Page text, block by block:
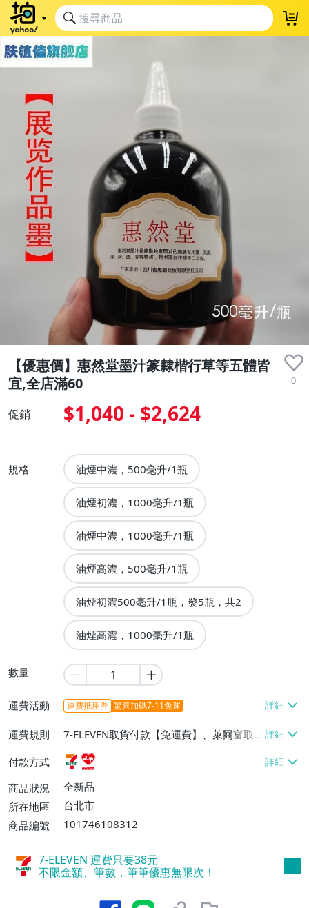
【優惠價】惠然堂墨汁篆隸楷行草等五體皆
宜,全店滿60
0
促銷 $1,040 - $2,624
規格 油煙中濃，500毫升/1瓶
油煙初濃，1000毫升/1瓶
油煙中濃，1000毫升/1瓶
油煙高濃，500毫升/1瓶
油煙初濃500毫升/1瓶，發5瓶，共2
油煙高濃，1000毫升/1瓶
數量
運費活動 運費抵用券 驚喜加碼7-11免運
運費規則
7-ELEVEN取貨付款【免運費】、萊爾富取
貨付款【免運費】
付款方式
商品狀況
全新品
所在地區
台北市
商品編號
101746108312
7-ELEVEN 運費只要38元
不限金額、筆數，筆筆優惠無限次！